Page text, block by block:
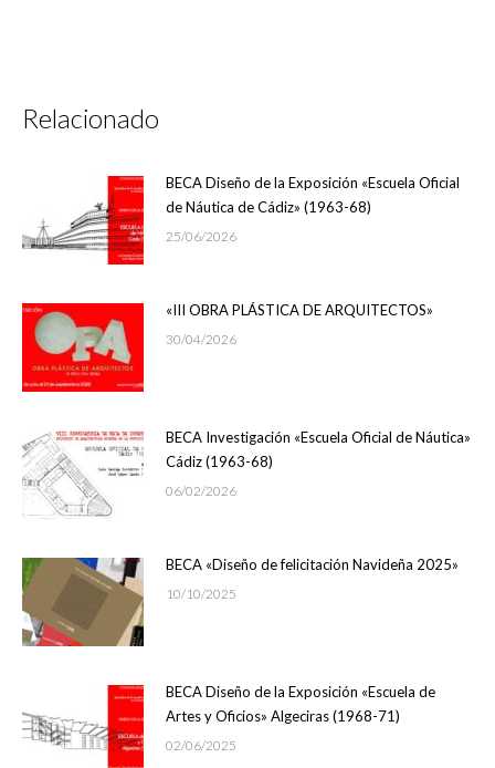
Relacionado
BECA Diseño de la Exposición «Escuela Oficial
de Náutica de Cádiz» (1963-68)
25/06/2026
«III OBRA PLÁSTICA DE ARQUITECTOS»
30/04/2026
BECA Investigación «Escuela Oficial de Náutica»
Cádiz (1963-68)
06/02/2026
BECA «Diseño de felicitación Navideña 2025»
10/10/2025
BECA Diseño de la Exposición «Escuela de
Artes y Oficios» Algeciras (1968-71)
02/06/2025